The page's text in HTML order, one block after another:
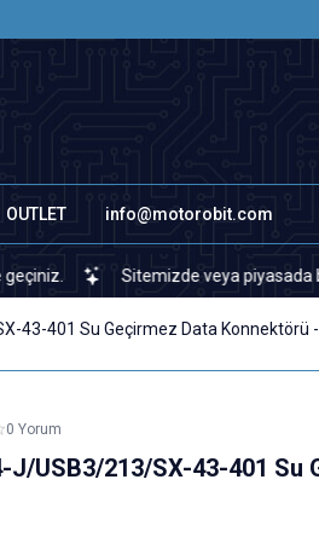
OUTLET info@motorobit.com
Sitemizde veya piyasada
43-401 Su Geçirmez Data Konnektörü -
0 Yorum
J/USB3/213/SX-43-401 Su